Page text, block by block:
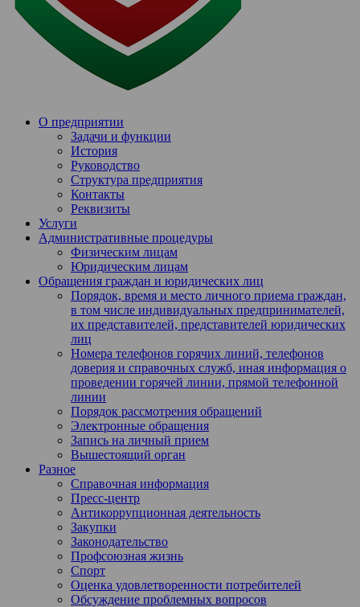
О предприятии
Задачи и функции
История
Руководство
Структура предприятия
Контакты
Реквизиты
Услуги
Административные процедуры
Физическим лицам
Юридическим лицам
Обращения граждан и юридических лиц
Порядок, время и место личного приема граждан,
в том числе индивидуальных предпринимателей,
их представителей, представителей юридических
лиц
Номера телефонов горячих линий, телефонов
доверия и справочных служб, иная информация о
проведении горячей линии, прямой телефонной
линии
Порядок рассмотрения обращений
Электронные обращения
Запись на личный прием
Вышестоящий орган
Разное
Справочная информация
Пресс-центр
Антикоррупционная деятельность
Закупки
Законодательство
Профсоюзная жизнь
Спорт
Оценка удовлетворенности потребителей
Обсуждение проблемных вопросов